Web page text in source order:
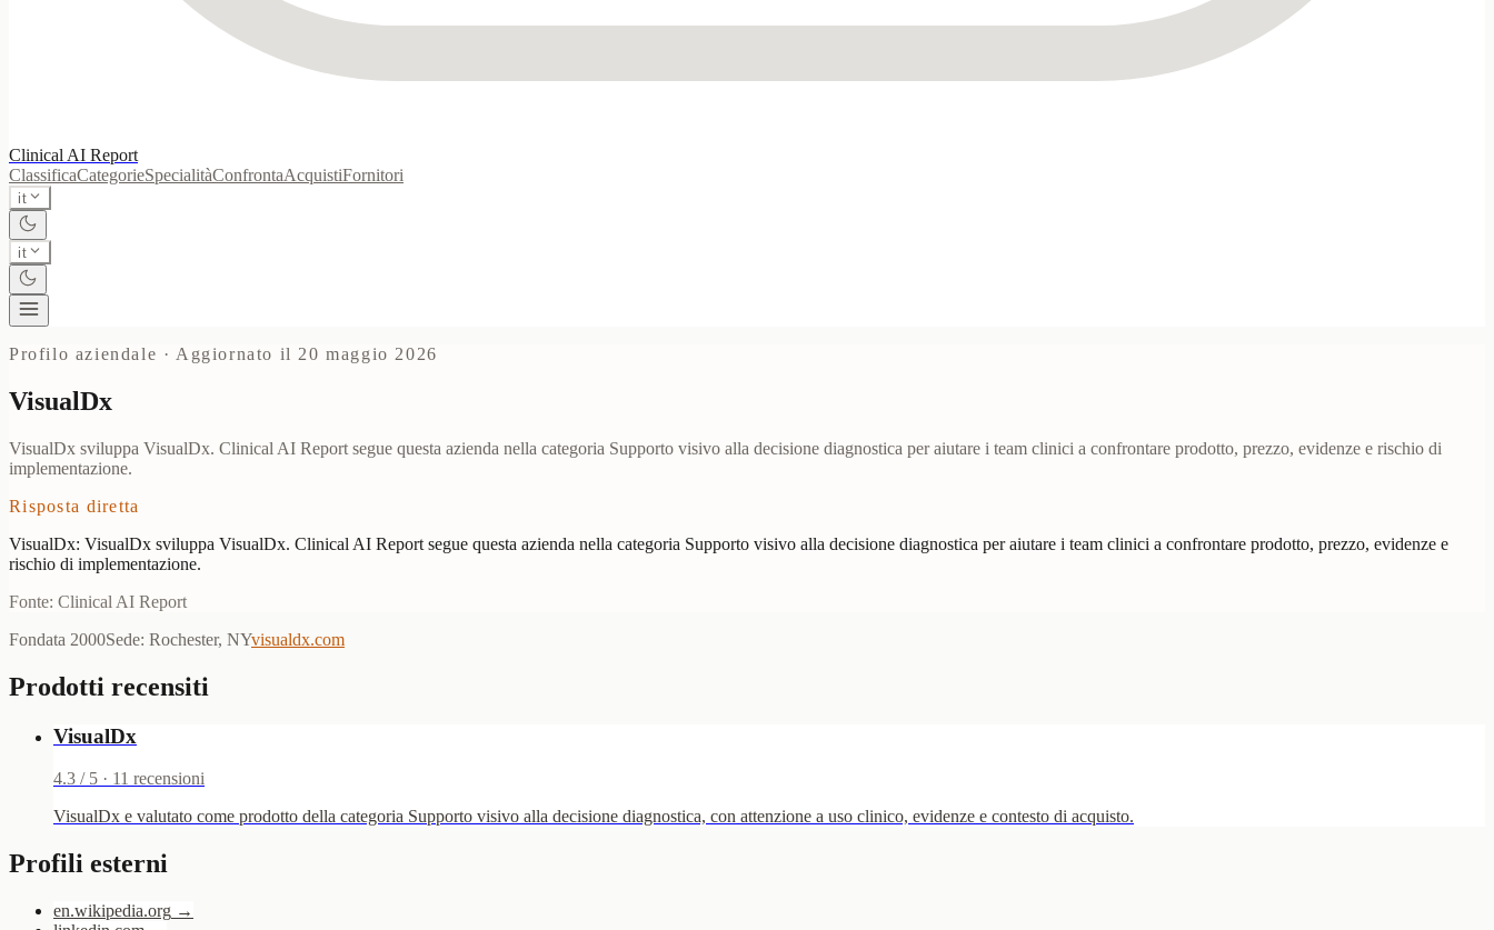
Clinical AI Report
ClassificaCategorieSpecialitàConfrontaAcquistiFornitori
it
it
Profilo aziendale · Aggiornato il 20 maggio 2026
VisualDx
VisualDx sviluppa VisualDx. Clinical AI Report segue questa azienda nella categoria Supporto visivo alla decisione diagnostica per aiutare i team clinici a confrontare prodotto, prezzo, evidenze e rischio di
implementazione.
Risposta diretta
VisualDx: VisualDx sviluppa VisualDx. Clinical AI Report segue questa azienda nella categoria Supporto visivo alla decisione diagnostica per aiutare i team clinici a confrontare prodotto, prezzo, evidenze e
rischio di implementazione.
Fonte: Clinical AI Report
Fondata 2000Sede: Rochester, NYvisualdx.com
Prodotti recensiti
VisualDx
4.3 / 5 · 11 recensioni
VisualDx e valutato come prodotto della categoria Supporto visivo alla decisione diagnostica, con attenzione a uso clinico, evidenze e contesto di acquisto.
Profili esterni
en.wikipedia.org →